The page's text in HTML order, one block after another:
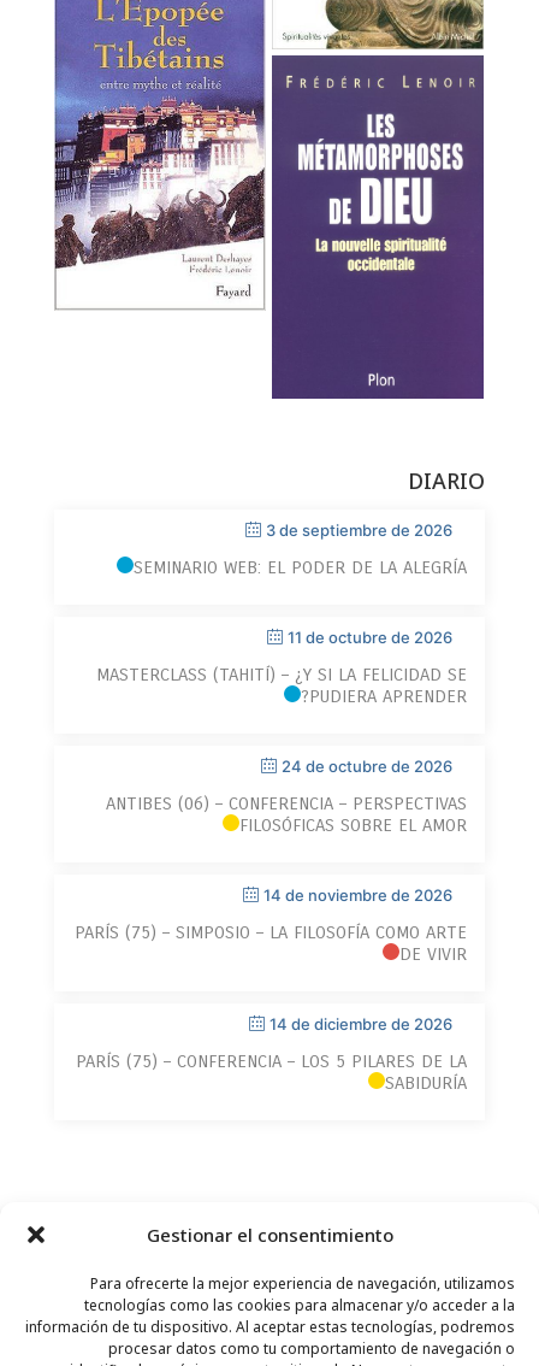
Gestionar el consentimiento
Para ofrecerte la mejor experiencia de navegación, utilizamos
tecnologías como las cookies para almacenar y/o acceder a la
información de tu dispositivo. Al aceptar estas tecnologías, podremos
procesar datos como tu comportamiento de navegación o
DIARIO
3 de septiembre de 2026
SEMINARIO WEB: EL PODER DE LA ALEGRÍA
11 de octubre de 2026
MASTERCLASS (TAHITÍ) – ¿Y SI LA FELICIDAD SE
PUDIERA APRENDER?
24 de octubre de 2026
ANTIBES (06) – CONFERENCIA – PERSPECTIVAS
FILOSÓFICAS SOBRE EL AMOR
14 de noviembre de 2026
PARÍS (75) – SIMPOSIO – LA FILOSOFÍA COMO ARTE
DE VIVIR
14 de diciembre de 2026
PARÍS (75) – CONFERENCIA – LOS 5 PILARES DE LA
SABIDURÍA
CONTACTO– AVISO LEGAL –PÁGINA DEL LECTOR–